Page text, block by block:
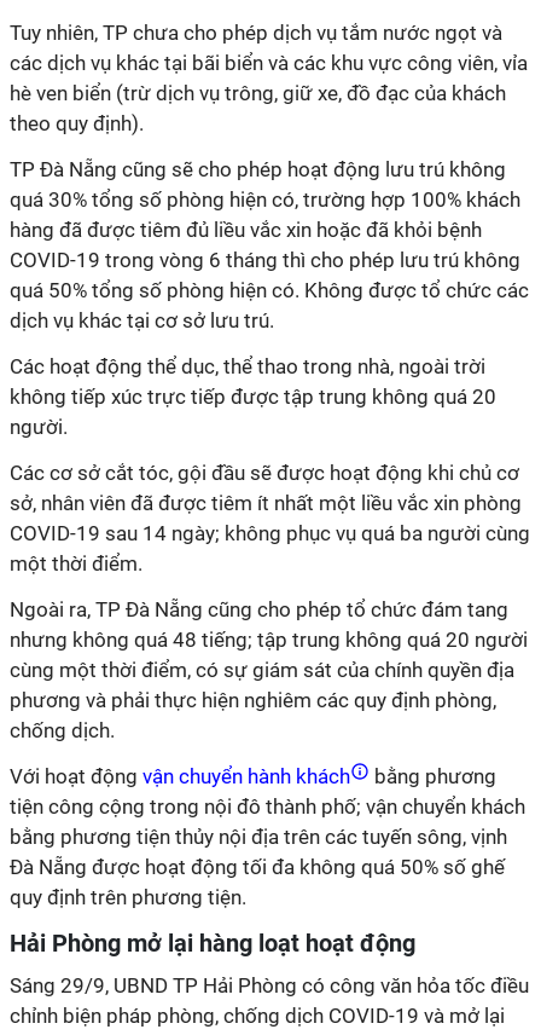
Tuy nhiên, TP chưa cho phép dịch vụ tắm nước ngọt và
các dịch vụ khác tại bãi biển và các khu vực công viên, vỉa
hè ven biển (trừ dịch vụ trông, giữ xe, đồ đạc của khách
theo quy định).
TP Đà Nẵng cũng sẽ cho phép hoạt động lưu trú không
quá 30% tổng số phòng hiện có, trường hợp 100% khách
hàng đã được tiêm đủ liều vắc xin hoặc đã khỏi bệnh
COVID-19 trong vòng 6 tháng thì cho phép lưu trú không
quá 50% tổng số phòng hiện có. Không được tổ chức các
dịch vụ khác tại cơ sở lưu trú.
Các hoạt động thể dục, thể thao trong nhà, ngoài trời
không tiếp xúc trực tiếp được tập trung không quá 20
người.
Các cơ sở cắt tóc, gội đầu sẽ được hoạt động khi chủ cơ
sở, nhân viên đã được tiêm ít nhất một liều vắc xin phòng
COVID-19 sau 14 ngày; không phục vụ quá ba người cùng
một thời điểm.
Ngoài ra, TP Đà Nẵng cũng cho phép tổ chức đám tang
nhưng không quá 48 tiếng; tập trung không quá 20 người
cùng một thời điểm, có sự giám sát của chính quyền địa
phương và phải thực hiện nghiêm các quy định phòng,
chống dịch.
Với hoạt động vận chuyển hành khách
bằng phương
tiện công cộng trong nội đô thành phố; vận chuyển khách
bằng phương tiện thủy nội địa trên các tuyến sông, vịnh
Đà Nẵng được hoạt động tối đa không quá 50% số ghế
quy định trên phương tiện.
Hải Phòng mở lại hàng loạt hoạt động
Sáng 29/9, UBND TP Hải Phòng có công văn hỏa tốc điều
chỉnh biện pháp phòng, chống dịch COVID-19 và mở lại